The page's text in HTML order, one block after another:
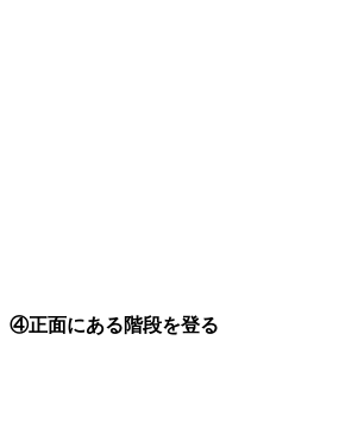
④正面にある階段を登る